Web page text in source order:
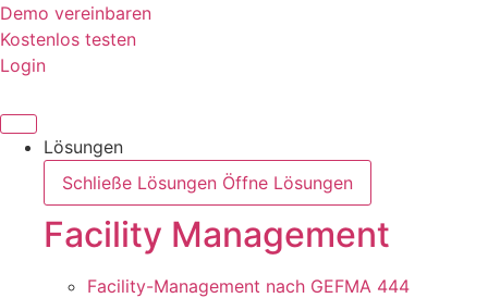
Zum
Inhalt
springen
Demo vereinbaren
Kostenlos testen
Login
Lösungen
Schließe Lösungen Öffne Lösungen
Facility Management
Facility-Management nach GEFMA 444